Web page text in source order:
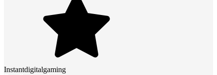
Instantdigitalgaming